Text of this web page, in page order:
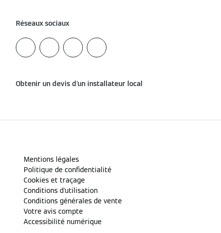
Réseaux sociaux
Obtenir un devis d'un installateur local
Mentions légales
Politique de confidentialité
Cookies et traçage
Conditions d'utilisation
Conditions générales de vente
Votre avis compte
Accessibilité numérique